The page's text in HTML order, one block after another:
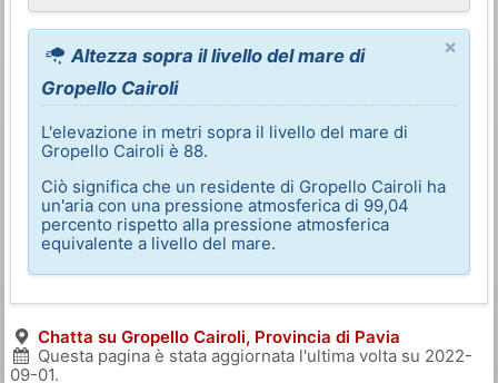
×
Altezza sopra il livello del mare di
Gropello Cairoli
L'elevazione in metri sopra il livello del mare di
Gropello Cairoli è 88.
Ciò significa che un residente di Gropello Cairoli ha
un'aria con una pressione atmosferica di 99,04
percento rispetto alla pressione atmosferica
equivalente a livello del mare.
Chatta su Gropello Cairoli, Provincia di Pavia
Questa pagina è stata aggiornata l'ultima volta su 2022-
09-01.